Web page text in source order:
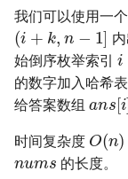
36. 二叉搜索树与
37. 序列化二叉树
39. 数组中出现次
33. 变位词组
34. 外星语言是否
35. 最小时间差
36. 后缀表达式
5.4. 下一个数
5.6. 整数转换
5.7. 配对交换
5.8. 绘制直线
我们可以使用一
(i+k,n−1]
始倒序枚举索引
i
的数字加入哈希表
给答案数组
ans[
时间复杂度
O ( n)
nums
的长度。